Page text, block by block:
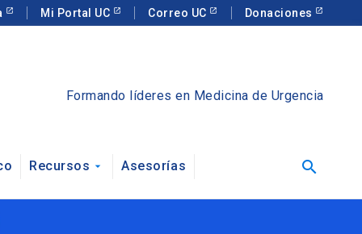
Mi Portal UC Correo UC Donaciones
Formando líderes en Medicina de Urgencia
Recursos arrow_drop_down Asesorías search